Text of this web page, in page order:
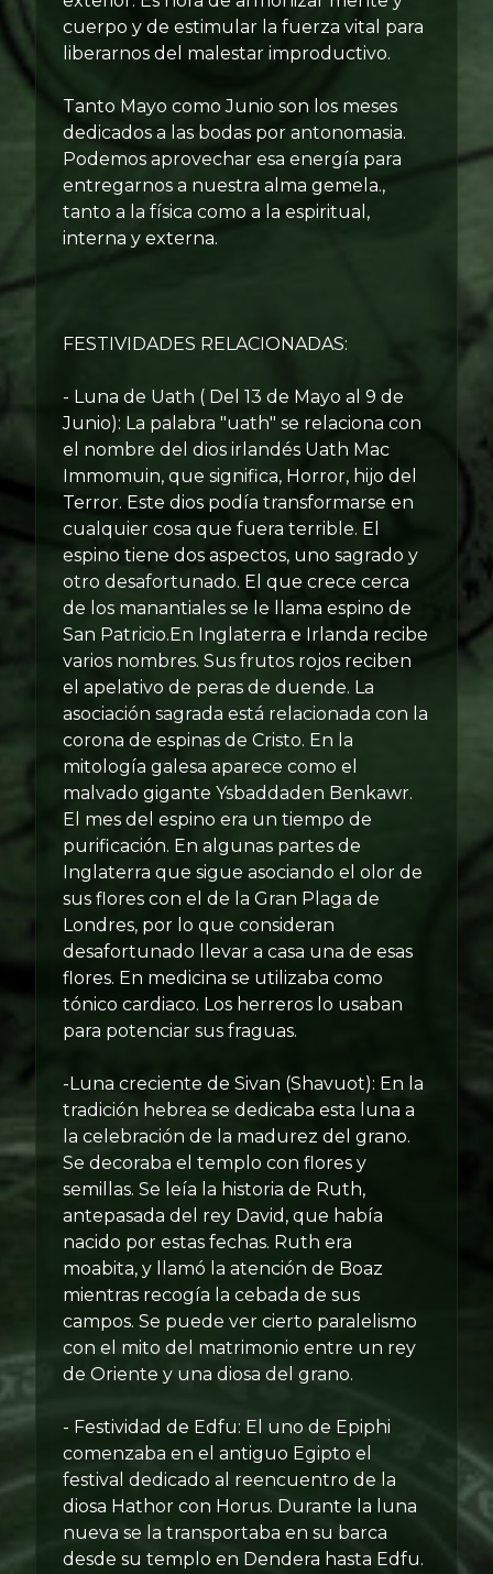
cuerpo y de estimular la fuerza vital para
liberarnos del malestar improductivo.
Tanto Mayo como Junio son los meses
dedicados a las bodas por antonomasia.
Podemos aprovechar esa energía para
entregarnos a nuestra alma gemela.,
tanto a la física como a la espiritual,
interna y externa.
FESTIVIDADES RELACIONADAS:
- Luna de Uath ( Del 13 de Mayo al 9 de
Junio): La palabra "uath" se relaciona con
el nombre del dios irlandés Uath Mac
Immomuin, que significa, Horror, hijo del
Terror. Este dios podía transformarse en
cualquier cosa que fuera terrible. El
espino tiene dos aspectos, uno sagrado y
otro desafortunado. El que crece cerca
de los manantiales se le llama espino de
San Patricio.En Inglaterra e Irlanda recibe
varios nombres. Sus frutos rojos reciben
el apelativo de peras de duende. La
asociación sagrada está relacionada con la
corona de espinas de Cristo. En la
mitología galesa aparece como el
malvado gigante Ysbaddaden Benkawr.
El mes del espino era un tiempo de
purificación. En algunas partes de
Inglaterra que sigue asociando el olor de
sus flores con el de la Gran Plaga de
Londres, por lo que consideran
desafortunado llevar a casa una de esas
flores. En medicina se utilizaba como
tónico cardiaco. Los herreros lo usaban
para potenciar sus fraguas.
-Luna creciente de Sivan (Shavuot): En la
tradición hebrea se dedicaba esta luna a
la celebración de la madurez del grano.
Se decoraba el templo con flores y
semillas. Se leía la historia de Ruth,
antepasada del rey David, que había
nacido por estas fechas. Ruth era
moabita, y llamó la atención de Boaz
mientras recogía la cebada de sus
campos. Se puede ver cierto paralelismo
con el mito del matrimonio entre un rey
de Oriente y una diosa del grano.
- Festividad de Edfu: El uno de Epiphi
comenzaba en el antiguo Egipto el
festival dedicado al reencuentro de la
diosa Hathor con Horus. Durante la luna
nueva se la transportaba en su barca
desde su templo en Dendera hasta Edfu.